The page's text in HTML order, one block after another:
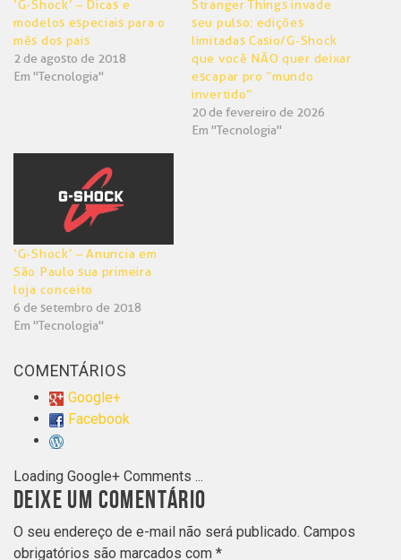
‘G-Shock’ – Dicas e
modelos especiais para o
mês dos pais
2 de agosto de 2018
Em "Tecnologia"
Stranger Things invade
seu pulso: edições
limitadas Casio/G-Shock
que você NÃO quer deixar
escapar pro “mundo
invertido”
20 de fevereiro de 2026
Em "Tecnologia"
‘G-Shock’ – Anuncia em
São Paulo sua primeira
loja conceito
6 de setembro de 2018
Em "Tecnologia"
COMENTÁRIOS
Google+
Facebook
Loading Google+ Comments ...
DEIXE UM COMENTÁRIO
O seu endereço de e-mail não será publicado. Campos
obrigatórios são marcados com *